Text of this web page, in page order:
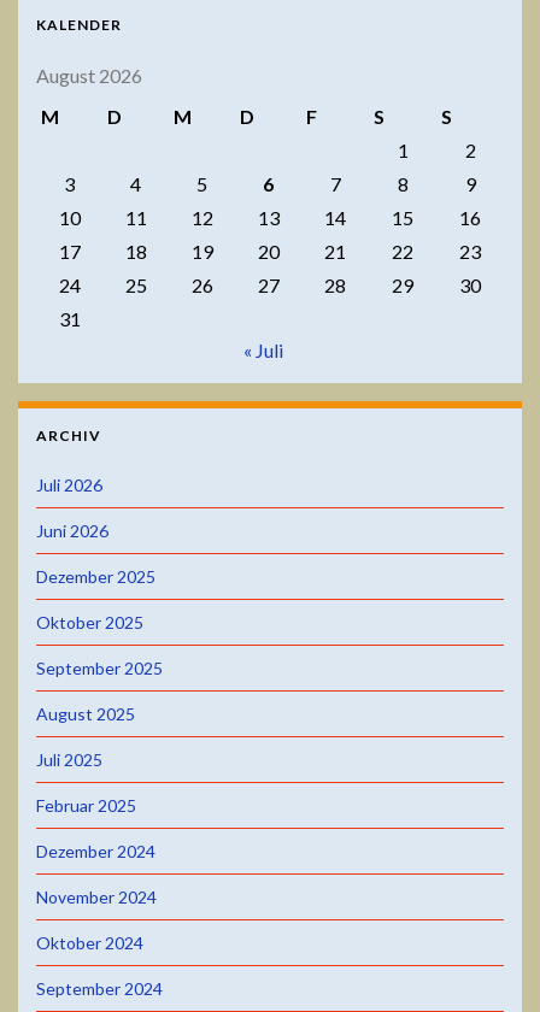
KALENDER
August 2026
M
D M D F S
S
1
2
3
4 5 6 7 8
9
10
11 12 13 14 15
16
17
18 19 20 21 22
23
24
25 26 27 28 29
30
31
« Juli
ARCHIV
Juli 2026
Juni 2026
Dezember 2025
Oktober 2025
September 2025
August 2025
Juli 2025
Februar 2025
Dezember 2024
November 2024
Oktober 2024
September 2024